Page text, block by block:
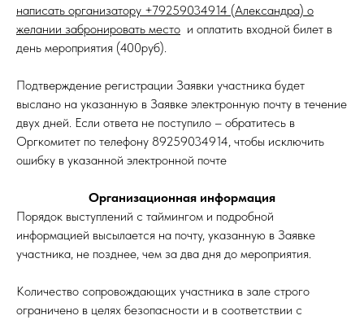
написать организатору +79259034914 (Александра) о
желании забронировать место и оплатить входной билет в
день мероприятия (400руб).
Подтверждение регистрации Заявки участника будет
выслано на указанную в Заявке электронную почту в течение
двух дней. Если ответа не поступило – обратитесь в
Оргкомитет по телефону 89259034914, чтобы исключить
ошибку в указанной электронной почте
Организационная информация
Порядок выступлений с таймингом и подробной
информацией высылается на почту, указанную в Заявке
участника, не позднее, чем за два дня до мероприятия.
Количество сопровождающих участника в зале строго
ограничено в целях безопасности и в соответствии с